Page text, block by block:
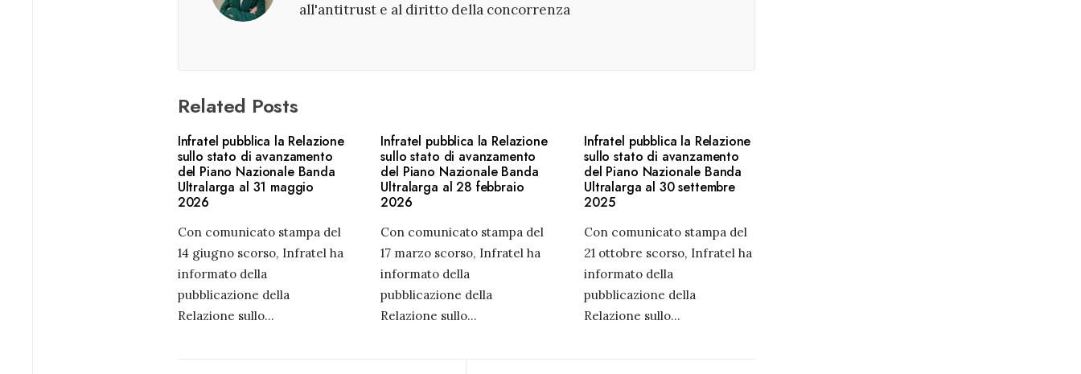
all'antitrust e al diritto della concorrenza
Related Posts
Infratel pubblica la Relazione
sullo stato di avanzamento
del Piano Nazionale Banda
Ultralarga al 31 maggio
2026
Con comunicato stampa del
14 giugno scorso, Infratel ha
informato della
pubblicazione della
Relazione sullo...
Infratel pubblica la Relazione
sullo stato di avanzamento
del Piano Nazionale Banda
Ultralarga al 28 febbraio
2026
Con comunicato stampa del
17 marzo scorso, Infratel ha
informato della
pubblicazione della
Relazione sullo...
Infratel pubblica la Relazione
sullo stato di avanzamento
del Piano Nazionale Banda
Ultralarga al 30 settembre
2025
Con comunicato stampa del
21 ottobre scorso, Infratel ha
informato della
pubblicazione della
Relazione sullo...